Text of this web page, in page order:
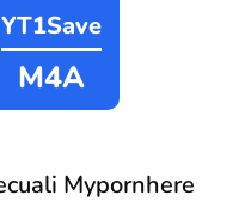
YT1Save
M4A
Mypornhere